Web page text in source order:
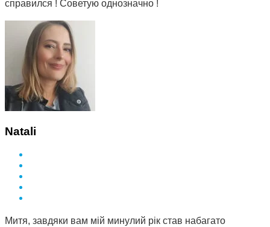
справился ! Советую однозначно !
Natali
Митя, завдяки вам мій минулий рік став набагато